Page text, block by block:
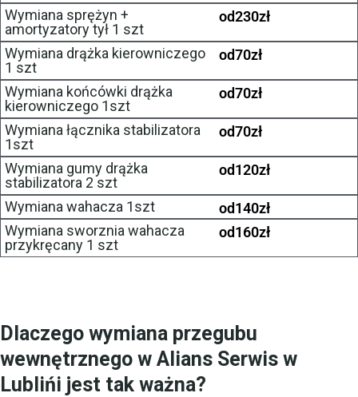
Wymiana sprężyn +
amortyzatory tył 1 szt
od230zł
Wymiana drążka kierowniczego
1 szt
od70zł
Wymiana końcówki drążka
kierowniczego 1szt
od70zł
Wymiana łącznika stabilizatora
1szt
od70zł
Wymiana gumy drążka
stabilizatora 2 szt
od120zł
Wymiana wahacza 1szt od140zł
Wymiana sworznia wahacza
przykręcany 1 szt
od160zł
Dlaczego wymiana przegubu
wewnętrznego w Alians Serwis w
Lublińi jest tak ważna?